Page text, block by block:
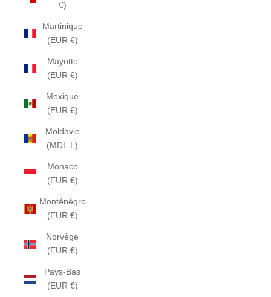
€)
Martinique
(EUR €)
Mayotte
(EUR €)
Mexique
(EUR €)
Moldavie
(MDL L)
Monaco
(EUR €)
Monténégro
(EUR €)
Norvège
(EUR €)
Pays-Bas
(EUR €)